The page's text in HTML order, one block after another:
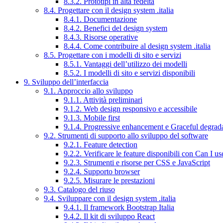
8.4. Progettare con il design system .italia
8.4.1. Documentazione
8.4.2. Benefici del design system
8.4.3. Risorse operative
8.4.4. Come contribuire al design system .italia
8.5. Progettare con i modelli di sito e servizi
8.5.1. Vantaggi dell’utilizzo dei modelli
8.5.2. I modelli di sito e servizi disponibili
9. Sviluppo dell’interfaccia
9.1. Approccio allo sviluppo
9.1.1. Attività preliminari
9.1.2. Web design responsivo e accessibile
9.1.3. Mobile first
9.1.4. Progressive enhancement e Graceful
9.2. Strumenti di supporto allo sviluppo del software
9.2.1. Feature detection
9.2.2. Verificare le feature disponibili con Can I
9.2.3. Strumenti e risorse per CSS e JavaScript
9.2.4. Supporto browser
9.2.5. Misurare le prestazioni
9.3. Catalogo del riuso
9.4. Sviluppare con il design system .italia
9.4.1. Il framework Bootstrap Italia
9.4.2. Il kit di sviluppo React